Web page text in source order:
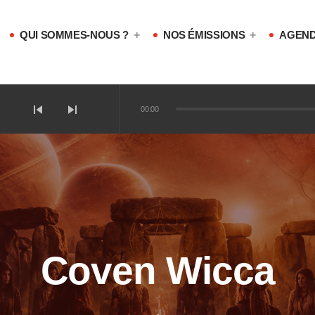
QUI SOMMES-NOUS ? NOS ÉMISSIONS
skip_previous skip_next 00:00
magiques ?
!
!
Coven Wicca